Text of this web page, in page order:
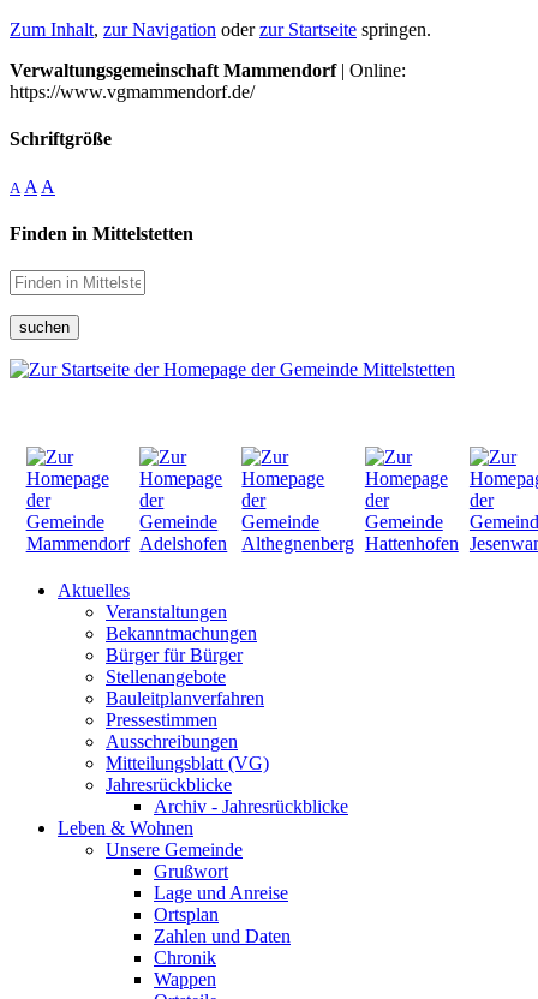
Zum Inhalt, zur Navigation oderzur Startseite springen.
Verwaltungsgemeinschaft Mammendorf| Online:
https://www.vgmammendorf.de/
Schriftgröße
A A A
Finden in Mittelstetten
suchen
Aktuelles
Veranstaltungen
Bekanntmachungen
Bürger für Bürger
Stellenangebote
Bauleitplanverfahren
Pressestimmen
Ausschreibungen
Mitteilungsblatt (VG)
Jahresrückblicke
Archiv - Jahresrückblicke
Leben & Wohnen
Unsere Gemeinde
Grußwort
Lage und Anreise
Ortsplan
Zahlen und Daten
Chronik
Wappen